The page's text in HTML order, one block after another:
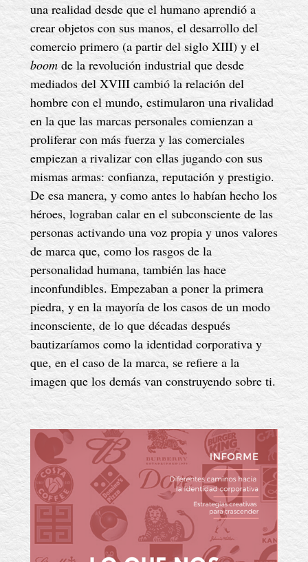
una realidad desde que el humano aprendió a
crear objetos con sus manos, el desarrollo del
comercio primero (a partir del siglo XIII) y el
boom de la revolución industrial que desde
mediados del XVIII cambió la relación del
hombre con el mundo, estimularon una rivalidad
en la que las marcas personales comienzan a
proliferar con más fuerza y las comerciales
empiezan a rivalizar con ellas jugando con sus
mismas armas: confianza, reputación y prestigio.
De esa manera, y como antes lo habían hecho los
héroes, lograban calar en el subconsciente de las
personas activando una voz propia y unos valores
de marca que, como los rasgos de la
personalidad humana, también las hace
inconfundibles. Empezaban a poner la primera
piedra, y en la mayoría de los casos de un modo
inconsciente, de lo que décadas después
bautizaríamos como la identidad corporativa y
que, en el caso de la marca, se refiere a la
imagen que los demás van construyendo sobre ti.